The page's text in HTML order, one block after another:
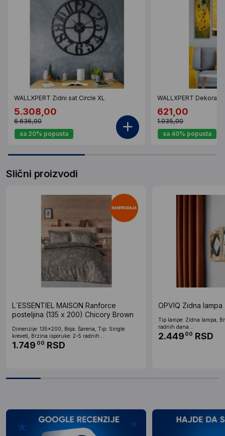
WALLXPERT Zidni sat Circle XL
5.308,00
6.636,00
sa 20% popusta
WALLXPERT
621,00
1.035,00
sa 40% popusta
Slični proizvodi
L`ESSENTIEL MAISON Ranforce
posteljina (135 x 200) Chicory Brown
Dimenzije: 135x200, Boja: Šarena, Tip: Single
kreveti, Brzina isporuke: 2-5 radnih...
1.749 00 RSD
OPVIQ Zidna lampa
Tip lampe: Zidna lampa,
radnih dana...
2.449 00 RSD